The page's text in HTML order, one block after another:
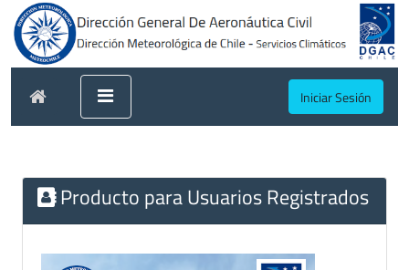
Iniciar Sesión
Producto para Usuarios Registrados